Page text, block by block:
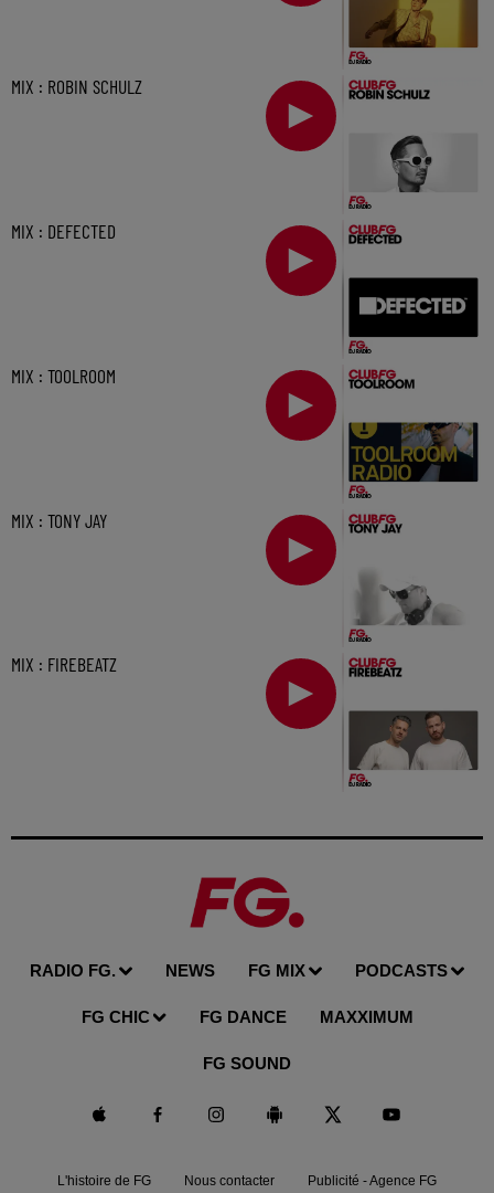
MIX : ROBIN SCHULZ
MIX : DEFECTED
MIX : TOOLROOM
MIX : TONY JAY
MIX : FIREBEATZ
RADIO FG. NEWS FG MIX PODCASTS
FG CHIC FG DANCE MAXXIMUM
FG SOUND
L'histoire de FG Nous contacter Publicité - Agence FG